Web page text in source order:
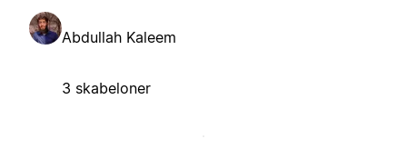
Abdullah Kaleem
3 skabeloner